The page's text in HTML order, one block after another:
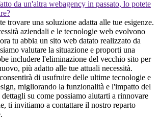
da un'altra webagency in passato, lo potete
trovare una soluzione adatta alle tue esigenze.
aziendali e le tecnologie web evolvono
tu abbia un sito web datato realizzato da
valutare la situazione e proporti una
includere l'eliminazione del vecchio sito per
più adatto alle tue attuali necessità.
di usufruire delle ultime tecnologie e
migliorando la funzionalità e l'impatto del
su come possiamo aiutarti a rinnovare
ti invitiamo a contattare il nostro reparto